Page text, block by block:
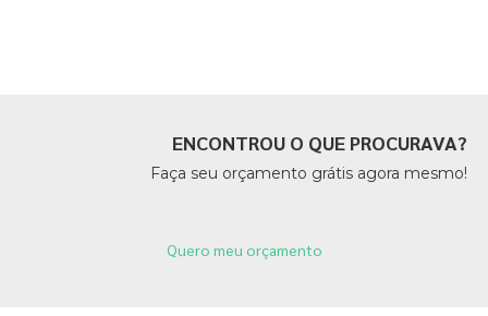
ENCONTROU O QUE PROCURAVA?
Faça seu orçamento grátis agora mesmo!
Quero meu orçamento